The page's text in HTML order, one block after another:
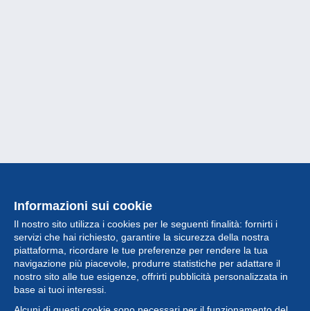
Informazioni sui cookie
Il nostro sito utilizza i cookies per le seguenti finalità: fornirti i
servizi che hai richiesto, garantire la sicurezza della nostra
piattaforma, ricordare le tue preferenze per rendere la tua
navigazione più piacevole, produrre statistiche per adattare il
nostro sito alle tue esigenze, offrirti pubblicità personalizzata in
base ai tuoi interessi.
Collezione